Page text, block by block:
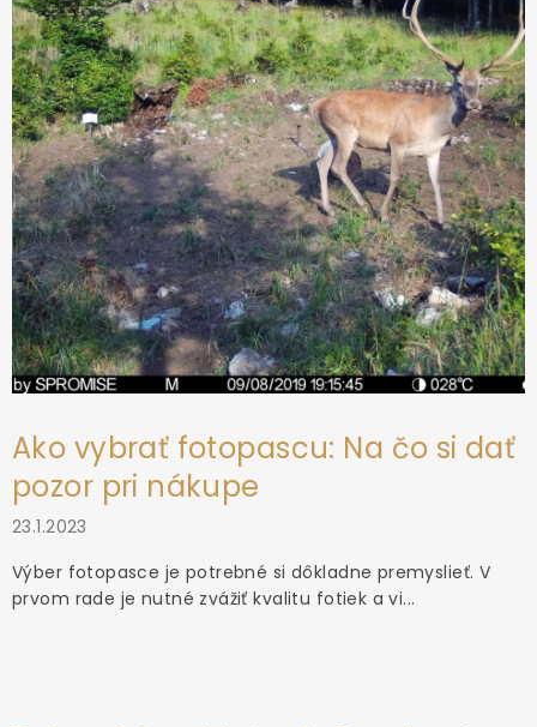
e
Ako vybrať fotopascu: Na čo si dať
pozor pri nákupe
23.1.2023
Výber fotopasce je potrebné si dôkladne premyslieť. V
prvom rade je nutné zvážiť kvalitu fotiek a vi...